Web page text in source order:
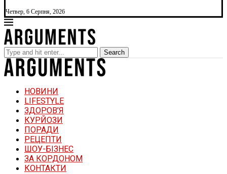
Четвер, 6 Серпня, 2026
Search
НОВИНИ
LIFESTYLE
ЗДОРОВ’Я
КУРЙОЗИ
ПОРАДИ
РЕЦЕПТИ
ШОУ-БІЗНЕС
ЗА КОРДОНОМ
КОНТАКТИ